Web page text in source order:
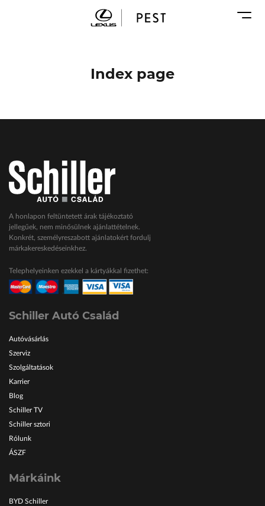
ŠKODA Schiller
Geely Schiller
Seat Schiller
Tesla Approved Body Shop
VW Haszonjárművek
VW Service Schiller
ŠKODA Schiller
Karosszéria Centrum
Index page
A honlapon feltüntetett árak tájékoztató
jellegűek, nem minősülnek ajánlattételnek.
Konkrét, személyreszabott ajánlatokért fordulj
márkakereskedéseinkhez.
Telephelyeinken ezekkel a kártyákkal fizethet:
Schiller Autó Család
Autóvásárlás
Szerviz
Szolgáltatások
Karrier
Blog
Schiller TV
Schiller sztori
Rólunk
ÁSZF
Márkáink
BYD Schiller